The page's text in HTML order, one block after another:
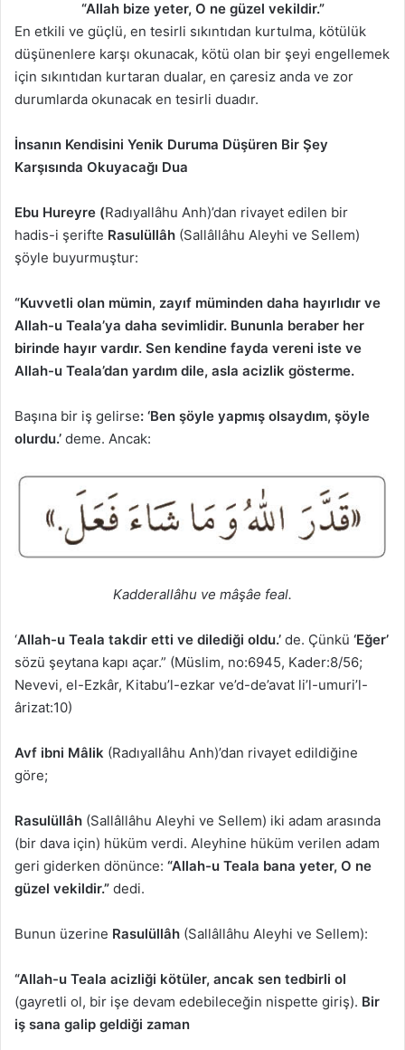
“Allah bize yeter, O ne güzel vekildir.”
En etkili ve güçlü, en tesirli sıkıntıdan kurtulma, kötülük
düşünenlere karşı okunacak, kötü olan bir şeyi engellemek
için sıkıntıdan kurtaran dualar, en çaresiz anda ve zor
durumlarda okunacak en tesirli duadır.
İnsanın Kendisini Yenik Duruma Düşüren Bir Şey
Karşısında Okuyacağı Dua
Ebu Hureyre (Radıyallâhu Anh)’dan rivayet edilen bir
hadis-i şerifte Rasulüllâh (Sallâllâhu Aleyhi ve Sellem)
şöyle buyurmuştur:
“Kuvvetli olan mümin, zayıf müminden daha hayırlıdır ve
Allah-u Teala’ya daha sevimlidir. Bununla beraber her
birinde hayır vardır. Sen kendine fayda vereni iste ve
Allah-u Teala’dan yardım dile, asla acizlik gösterme.
Başına bir iş gelirse: ‘Ben şöyle yapmış olsaydım, şöyle
olurdu.’ deme. Ancak:
Kadderallâhu ve mâşâe feal.
‘Allah-u Teala takdir etti ve dilediği oldu.’ de. Çünkü ‘Eğer’
sözü şeytana kapı açar.” (Müslim, no:6945, Kader:8/56;
Nevevi, el-Ezkâr, Kitabu’l-ezkar ve’d-de’avat li’l-umuri’l-
ârizat:10)
Avf ibni Mâlik (Radıyallâhu Anh)’dan rivayet edildiğine
göre;
Rasulüllâh (Sallâllâhu Aleyhi ve Sellem) iki adam arasında
(bir dava için) hüküm verdi. Aleyhine hüküm verilen adam
geri giderken dönünce: “Allah-u Teala bana yeter, O ne
güzel vekildir.” dedi.
Bunun üzerine Rasulüllâh (Sallâllâhu Aleyhi ve Sellem):
“Allah-u Teala acizliği kötüler, ancak sen tedbirli ol
(gayretli ol, bir işe devam edebileceğin nispette giriş). Bir
iş sana galip geldiği zaman